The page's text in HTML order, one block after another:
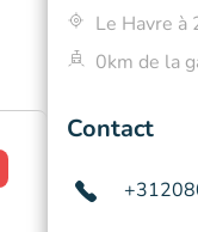
Le Havre
0km de la
Contact